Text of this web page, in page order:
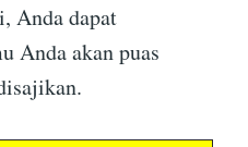
Anda dapat
Anda akan puas